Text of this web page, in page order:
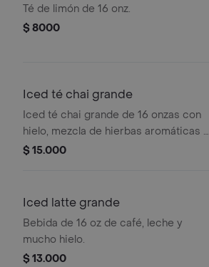
Té de limón de 16 onz.
$ 8000
Iced té chai grande
Iced té chai grande de 16 onzas con
hielo, mezcla de hierbas aromáticas y
especias.
$ 15.000
Iced latte grande
Bebida de 16 oz de café, leche y
mucho hielo.
$ 13.000